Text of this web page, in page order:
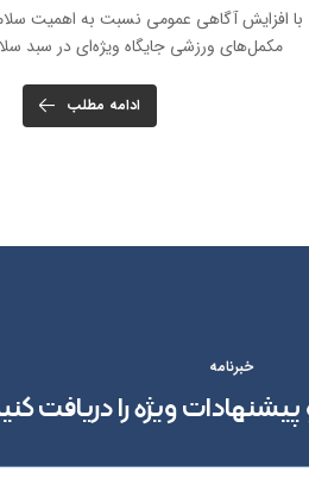
با افزایش آگاهی عمومی نسبت به اهمیت
مکمل‌های ورزشی جایگاه ویژه‌ای در سبد
ادامه مطلب
خبرنامه
ویژه را دریافت